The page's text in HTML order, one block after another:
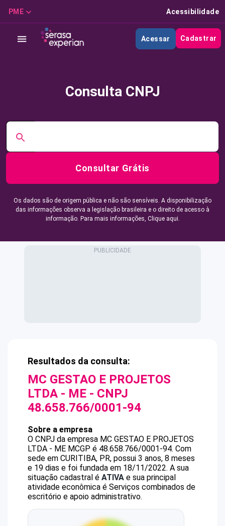
PME Acessibilidade
Acessar Cadastrar
Consulta CNPJ
Consultar Grátis
Os dados são de origem pública e não são sensíveis. A disponibilização
das informações observa a legislação brasileira e o direito de acesso à
informação. Para mais informações, Clique aqui.
Resultados da consulta:
MC GESTAO E PROJETOS
LTDA - ME - CNPJ
48.658.766/0001-94
Sobre a empresa
O CNPJ da empresa MC GESTAO E PROJETOS
LTDA - ME MCGP é 48.658.766/0001-94. Com
sede em CURITIBA, PR, possui 3 anos, 8 meses
e 19 dias e foi fundada em 18/11/2022. A sua
situação cadastral é ATIVA e sua principal
atividade econômica é Serviços combinados de
escritório e apoio administrativo.